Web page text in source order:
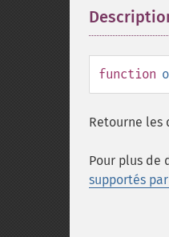
function
Retourne les
Pour plus de
supportés